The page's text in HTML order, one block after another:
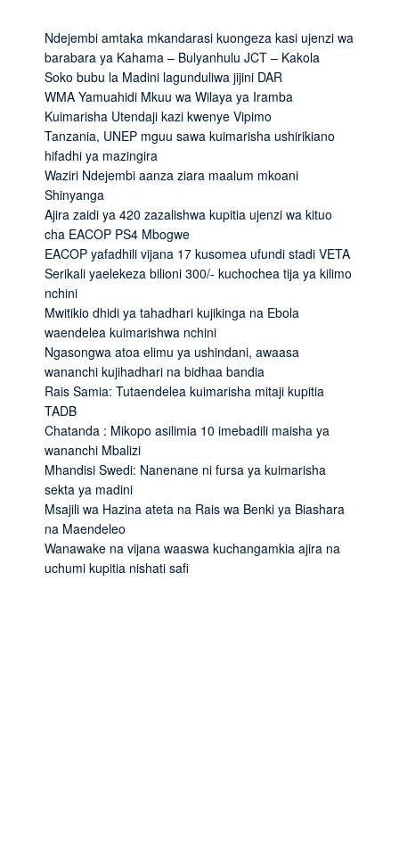
Ndejembi amtaka mkandarasi kuongeza kasi ujenzi wa
barabara ya Kahama – Bulyanhulu JCT – Kakola
Soko bubu la Madini lagunduliwa jijini DAR
WMA Yamuahidi Mkuu wa Wilaya ya Iramba
Kuimarisha Utendaji kazi kwenye Vipimo
Tanzania, UNEP mguu sawa kuimarisha ushirikiano
hifadhi ya mazingira
Waziri Ndejembi aanza ziara maalum mkoani
Shinyanga
Ajira zaidi ya 420 zazalishwa kupitia ujenzi wa kituo
cha EACOP PS4 Mbogwe
EACOP yafadhili vijana 17 kusomea ufundi stadi VETA
Serikali yaelekeza bilioni 300/- kuchochea tija ya kilimo
nchini
Mwitikio dhidi ya tahadhari kujikinga na Ebola
waendelea kuimarishwa nchini
Ngasongwa atoa elimu ya ushindani, awaasa
wananchi kujihadhari na bidhaa bandia
Rais Samia: Tutaendelea kuimarisha mitaji kupitia
TADB
Chatanda : Mikopo asilimia 10 imebadili maisha ya
wananchi Mbalizi
Mhandisi Swedi: Nanenane ni fursa ya kuimarisha
sekta ya madini
Msajili wa Hazina ateta na Rais wa Benki ya Biashara
na Maendeleo
Wanawake na vijana waaswa kuchangamkia ajira na
uchumi kupitia nishati safi